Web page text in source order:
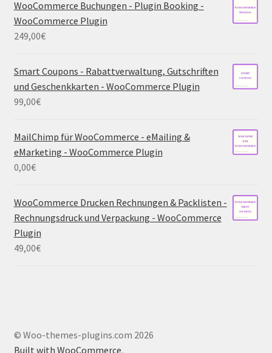
WooCommerce Buchungen - Plugin Booking -
WooCommerce Plugin
249,00€
Smart Coupons - Rabattverwaltung, Gutschriften
und Geschenkkarten - WooCommerce Plugin
99,00€
MailChimp für WooCommerce - eMailing &
eMarketing - WooCommerce Plugin
0,00€
WooCommerce Drucken Rechnungen & Packlisten -
Rechnungsdruck und Verpackung - WooCommerce
Plugin
49,00€
© Woo-themes-plugins.com 2026
Built with WooCommerce.